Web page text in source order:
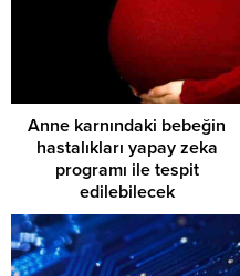
Anne karnındaki bebeğin
hastalıkları yapay zeka
programı ile tespit
edilebilecek